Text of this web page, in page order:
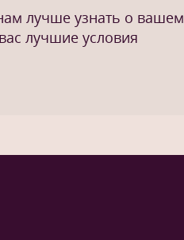
лучше узнать о вашем
лучшие условия